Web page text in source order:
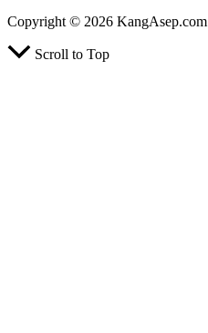
Copyright © 2026 KangAsep.com
Scroll to Top